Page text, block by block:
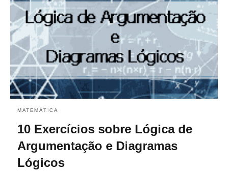
MATEMÁTICA
10 Exercícios sobre Lógica de
Argumentação e Diagramas
Lógicos